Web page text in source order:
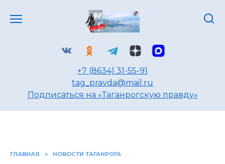
+7 (8634) 31-55-91
tag_pravda@mail.ru
Подписаться на «Таганрогскую правду»
ГЛАВНАЯ » НОВОСТИ ТАГАНРОГА